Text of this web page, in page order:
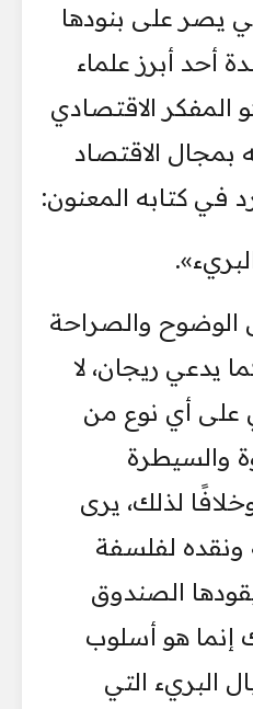
يصر على بنودها
أحد أبرز علماء
المفكر الاقتصادي
بمجال الاقتصاد
في كتابه المعنون:
الوضوح والصراحة
يدعي ريجان، لا
على أي نوع من
والسيطرة
لذلك، يرى
ونقده لفلسفة
الصندوق
إنما هو أسلوب
البريء التي